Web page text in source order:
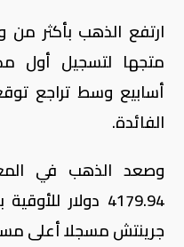
ارتفع ⁠الذهب بأكثر من
متجها لتسجيل أول
أسابيع وسط تراجع
الفائدة.
جرينتش مسجلا أعلى مستوى له منذ